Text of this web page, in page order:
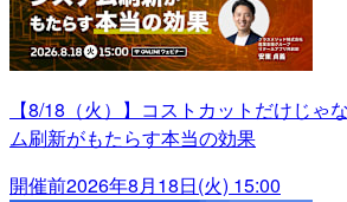
【8/18（火）】コストカットだけじゃ
ム刷新がもたらす本当の効果
開催前2026年8月18日(火) 15:00